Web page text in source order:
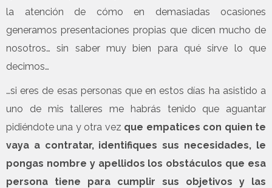
la atención de cómo en demasiadas ocasiones
generamos presentaciones propias que dicen mucho de
nosotros… sin saber muy bien para qué sirve lo que
decimos…
…si eres de esas personas que en estos días ha asistido a
uno de mis talleres me habrás tenido que aguantar
pidiéndote una y otra vez que empatices con quien te
vaya a contratar, identifiques sus necesidades, le
pongas nombre y apellidos los obstáculos que esa
persona tiene para cumplir sus objetivos y las